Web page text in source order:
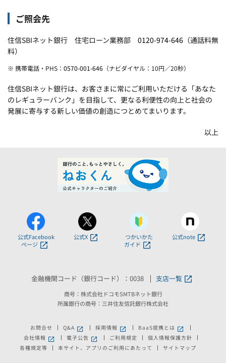
ご照会先
住信SBIネット銀行 住宅ローン業務部 0120-974-646 （通話料無
料）
※ 携帯電話・PHS： 0570-001-646 （ナビダイヤル：10円／20秒）
住信SBIネット銀行は、お客さまに常にご利用いただける「あなた
のレギュラーバンク」を目指して、更なる利便性の向上と社会の
発展に寄与する新しい価値の創造につとめてまいります。
以上
公式Facebook
ページ
公式X
つかいかた
ガイド
公式note
金融機関コード（銀行コード）：0038 支店一覧
商号：株式会社ドコモSMTBネット銀行
所属銀行の商号：三井住友信託銀行株式会社
お問合せ Q&A 新しいウィンドウで開きます。
採用情報 新しいウィンドウで開きます。
BaaS提携とは 新しいウィンドウ
会社情報新しいウィンドウで開きます。
電子公告新しいウィンドウで開きます。
ご利用規定
個人情報保護方針
各種規定等
本サイト、アプリのご利用にあたって サイトマップ